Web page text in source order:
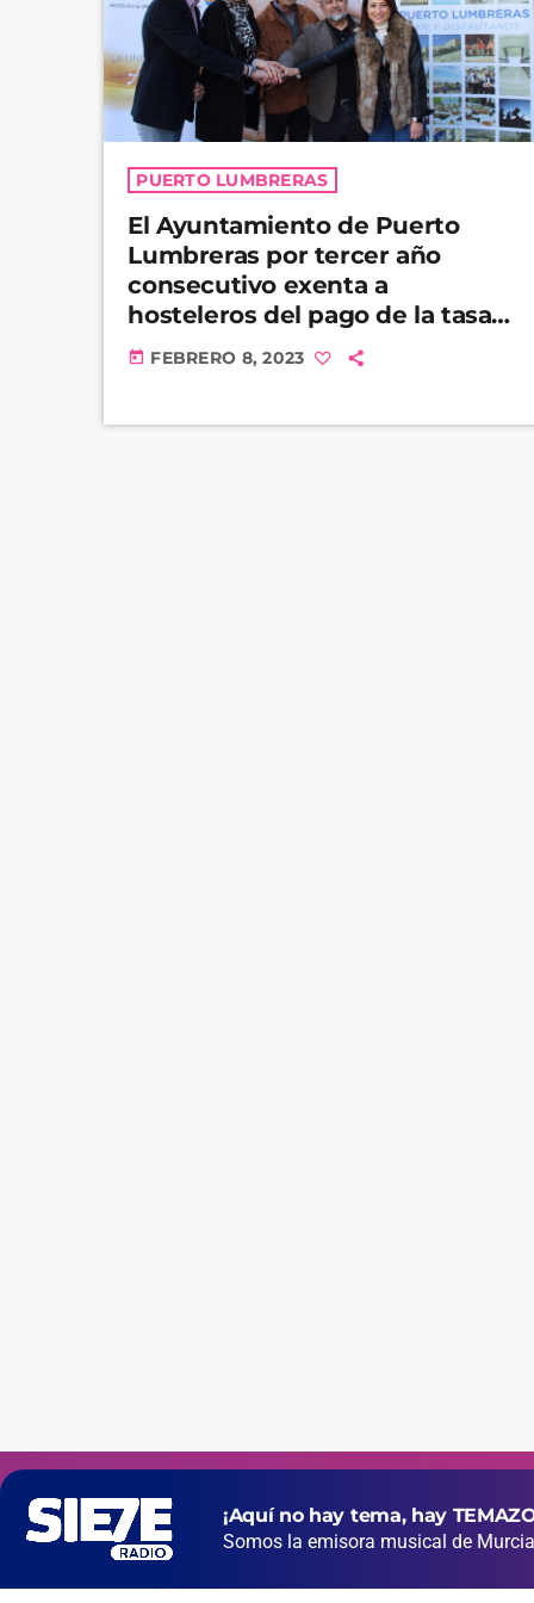
PUERTO LUMBRERAS
El Ayuntamiento de Puerto
Lumbreras por tercer año
consecutivo exenta a
hosteleros del pago de la tasa
de ocupación de vía pública
today FEBRERO 8, 2023
¡Aquí no hay tema, hay
Somos la emisora musical de